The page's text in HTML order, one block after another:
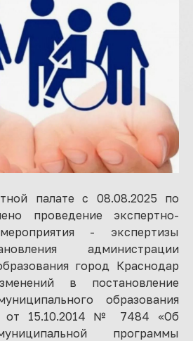
палате с 08.08.2025 по
проведение экспертно-
- экспертизы
администрации
город Краснодар
в постановление
образования
от 15.10.2014 № 7484 «Об
программы